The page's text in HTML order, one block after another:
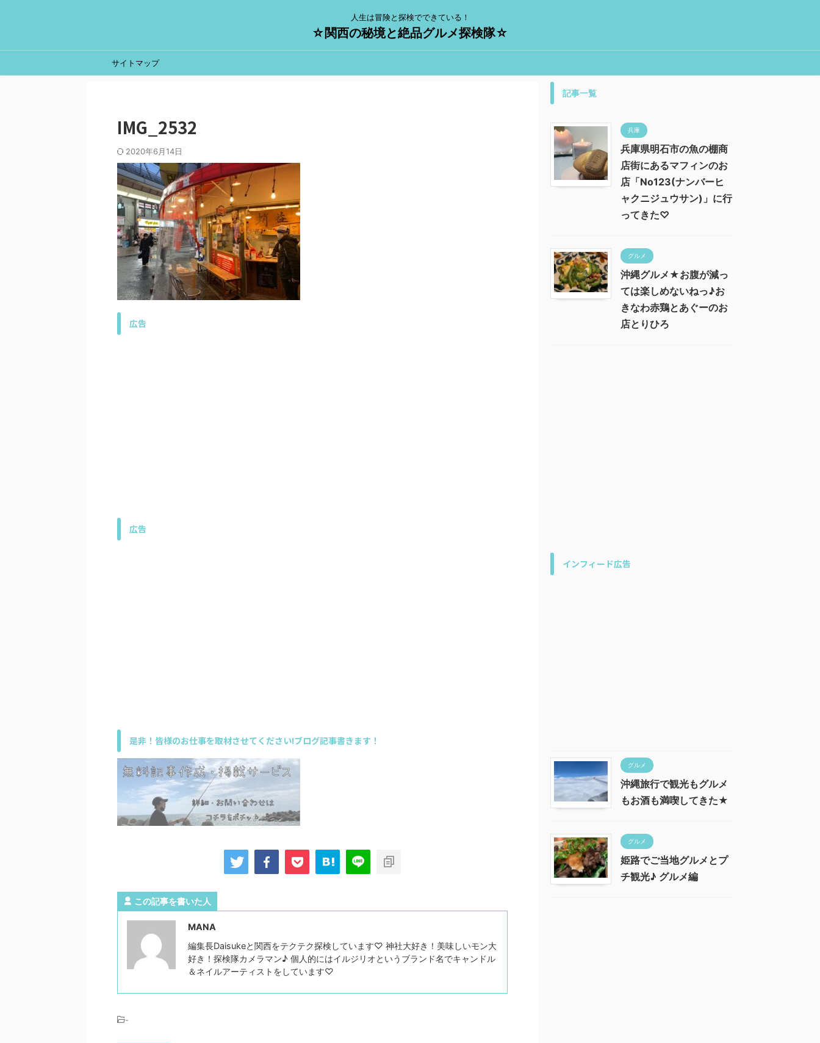
人生は冒険と探検でできている！
☆関西の秘境と絶品グルメ探検隊☆
サイトマップ
IMG_2532
2020年6月14日
広告
広告
是非！皆様のお仕事を取材させてください!ブログ記事書きます！
この記事を書いた人
MANA
編集長Daisukeと関西をテクテク探検しています♡ 神社大好き！美味しいモン大
好き！探検隊カメラマン♪ 個人的にはイルジリオというブランド名でキャンドル
＆ネイルアーティストをしています♡
-
記事一覧
兵庫
兵庫県明石市の魚の棚商
店街にあるマフィンのお
店「No123(ナンバーヒ
ャクニジュウサン)」に行
ってきた♡
グルメ
沖縄グルメ★お腹が減っ
ては楽しめないねっ♪お
きなわ赤鶏とあぐーのお
店とりひろ
インフィード広告
グルメ
沖縄旅行で観光もグルメ
もお酒も満喫してきた★
グルメ
姫路でご当地グルメとプ
チ観光♪ グルメ編